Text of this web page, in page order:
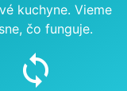
kuchyne. Vieme
čo funguje.
sync